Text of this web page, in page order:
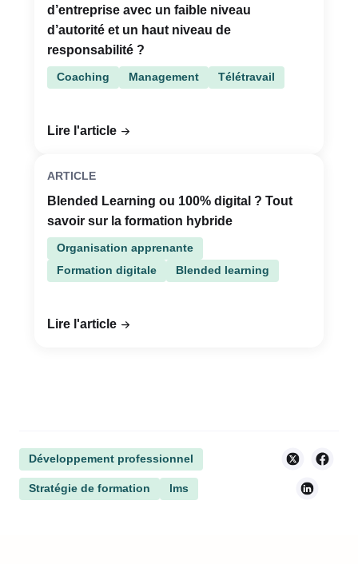
d’entreprise avec un faible niveau
d’autorité et un haut niveau de
responsabilité ?
Coaching Management Télétravail
Lire l'article
ARTICLE
Blended Learning ou 100% digital ? Tout
savoir sur la formation hybride
Organisation apprenante
Formation digitale
Blended learning
Lire l'article
Développement professionnel
Stratégie de formation lms